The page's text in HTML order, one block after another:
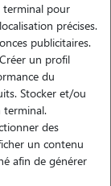
vétérinaire,
mettre mes
compagnons.
en soins, en
je suis à
terminal pour
précises.
publicitaires.
un profil
du
Stocker et/ou
terminal.
des
un contenu
afin de générer